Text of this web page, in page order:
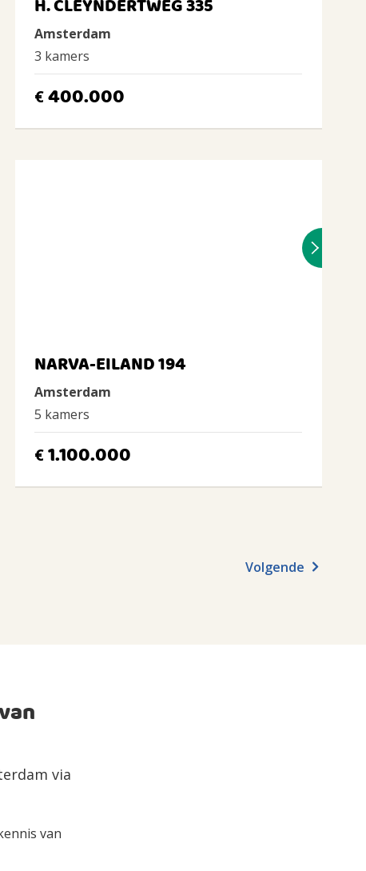
H. CLEYNDERTWEG 335
Amsterdam
3 kamers
€400.000
NARVA-EILAND 194
Amsterdam
5 kamers
€1.100.000
Volgende
via
van